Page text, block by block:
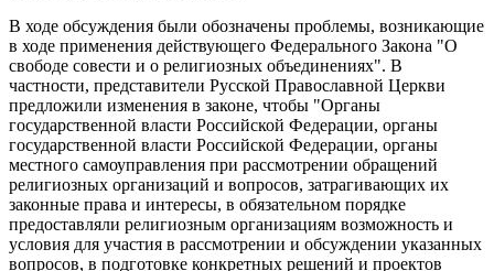
В ходе обсуждения были обозначены проблемы, возникающие
в ходе применения действующего Федерального Закона "О
свободе совести и о религиозных объединениях". В
частности, представители Русской Православной Церкви
предложили изменения в законе, чтобы "Органы
государственной власти Российской Федерации, органы
государственной власти Российской Федерации, органы
местного самоуправления при рассмотрении обращений
религиозных организаций и вопросов, затрагивающих их
законные права и интересы, в обязательном порядке
предоставляли религиозным организациям возможность и
условия для участия в рассмотрении и обсуждении указанных
вопросов, в подготовке конкретных решений и проектов